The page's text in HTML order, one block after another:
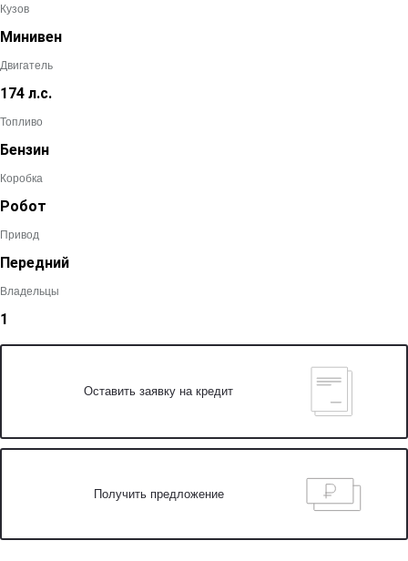
Кузов
Минивен
Двигатель
174 л.с.
Топливо
Бензин
Коробка
Робот
Привод
Передний
Владельцы
1
Оставить заявку на кредит
Получить предложение